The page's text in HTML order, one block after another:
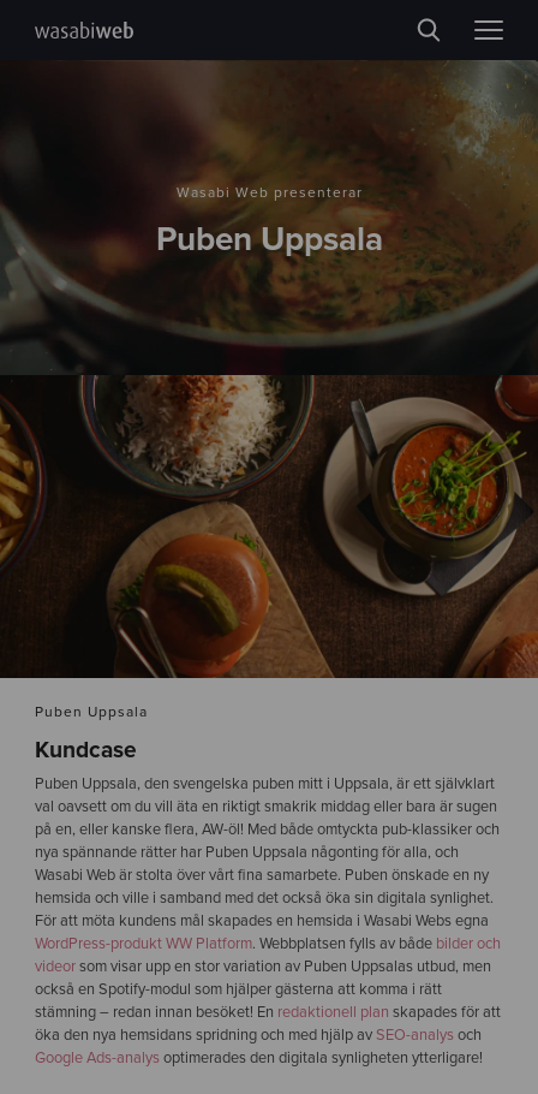
Wasabi Web presenterar
Puben Uppsala
Puben Uppsala
Kundcase
Puben Uppsala, den svengelska puben mitt i Uppsala, är ett självklart
val oavsett om du vill äta en riktigt smakrik middag eller bara är sugen
på en, eller kanske flera, AW-öl! Med både omtyckta pub-klassiker och
nya spännande rätter har Puben Uppsala någonting för alla, och
Wasabi Web är stolta över vårt fina samarbete. Puben önskade en ny
hemsida och ville i samband med det också öka sin digitala synlighet.
För att möta kundens mål skapades en hemsida i Wasabi Webs egna
WordPress-produkt WW Platform. Webbplatsen fylls av både bilder och
videorsom visar upp en stor variation av Puben Uppsalas utbud, men
också en Spotify-modul som hjälper gästerna att komma i rätt
stämning – redan innan besöket! En redaktionell plan skapades för att
öka den nya hemsidans spridning och med hjälp avSEO-analys och
Google Ads-analys optimerades den digitala synligheten ytterligare!